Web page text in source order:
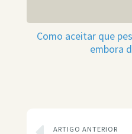
Como aceitar que
embora
ARTIGO ANTERIOR